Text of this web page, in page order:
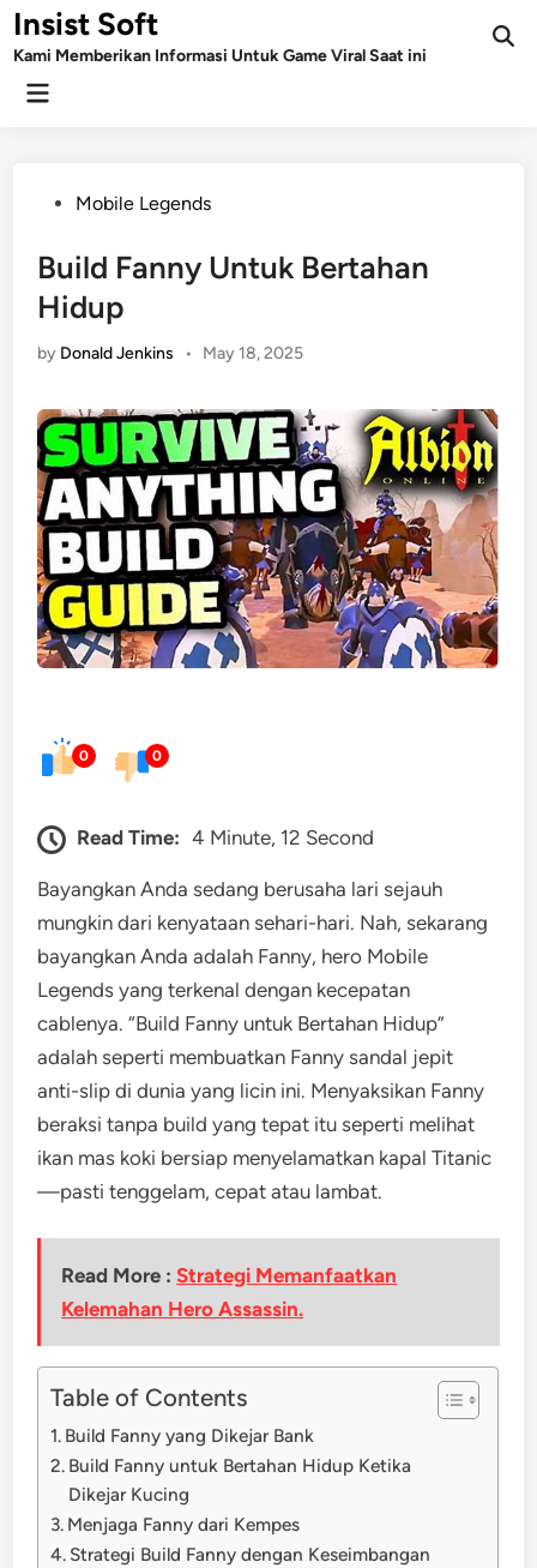
Skip
toInsist Soft
Kami Memberikan Informasi Untuk Game Viral Saat ini
Main
PostedMobile Legends
Build Fanny Untuk Bertahan
Hidup
by Donald Jenkins • May 18, 2025
0 0
Read Time: 4 Minute, 12 Second
Bayangkan Anda sedang berusaha lari sejauh
mungkin dari kenyataan sehari-hari. Nah, sekarang
bayangkan Anda adalah Fanny, hero Mobile
Legends yang terkenal dengan kecepatan
cablenya. “Build Fanny untuk Bertahan Hidup”
adalah seperti membuatkan Fanny sandal jepit
anti-slip di dunia yang licin ini. Menyaksikan Fanny
beraksi tanpa build yang tepat itu seperti melihat
ikan mas koki bersiap menyelamatkan kapal Titanic
—pasti tenggelam, cepat atau lambat.
Read More :Strategi Memanfaatkan
Kelemahan Hero Assassin.
Table of Contents
Build Fanny yang Dikejar Bank
Build Fanny untuk Bertahan Hidup Ketika
Dikejar Kucing
Menjaga Fanny dari Kempes
Strategi Build Fanny dengan Keseimbangan